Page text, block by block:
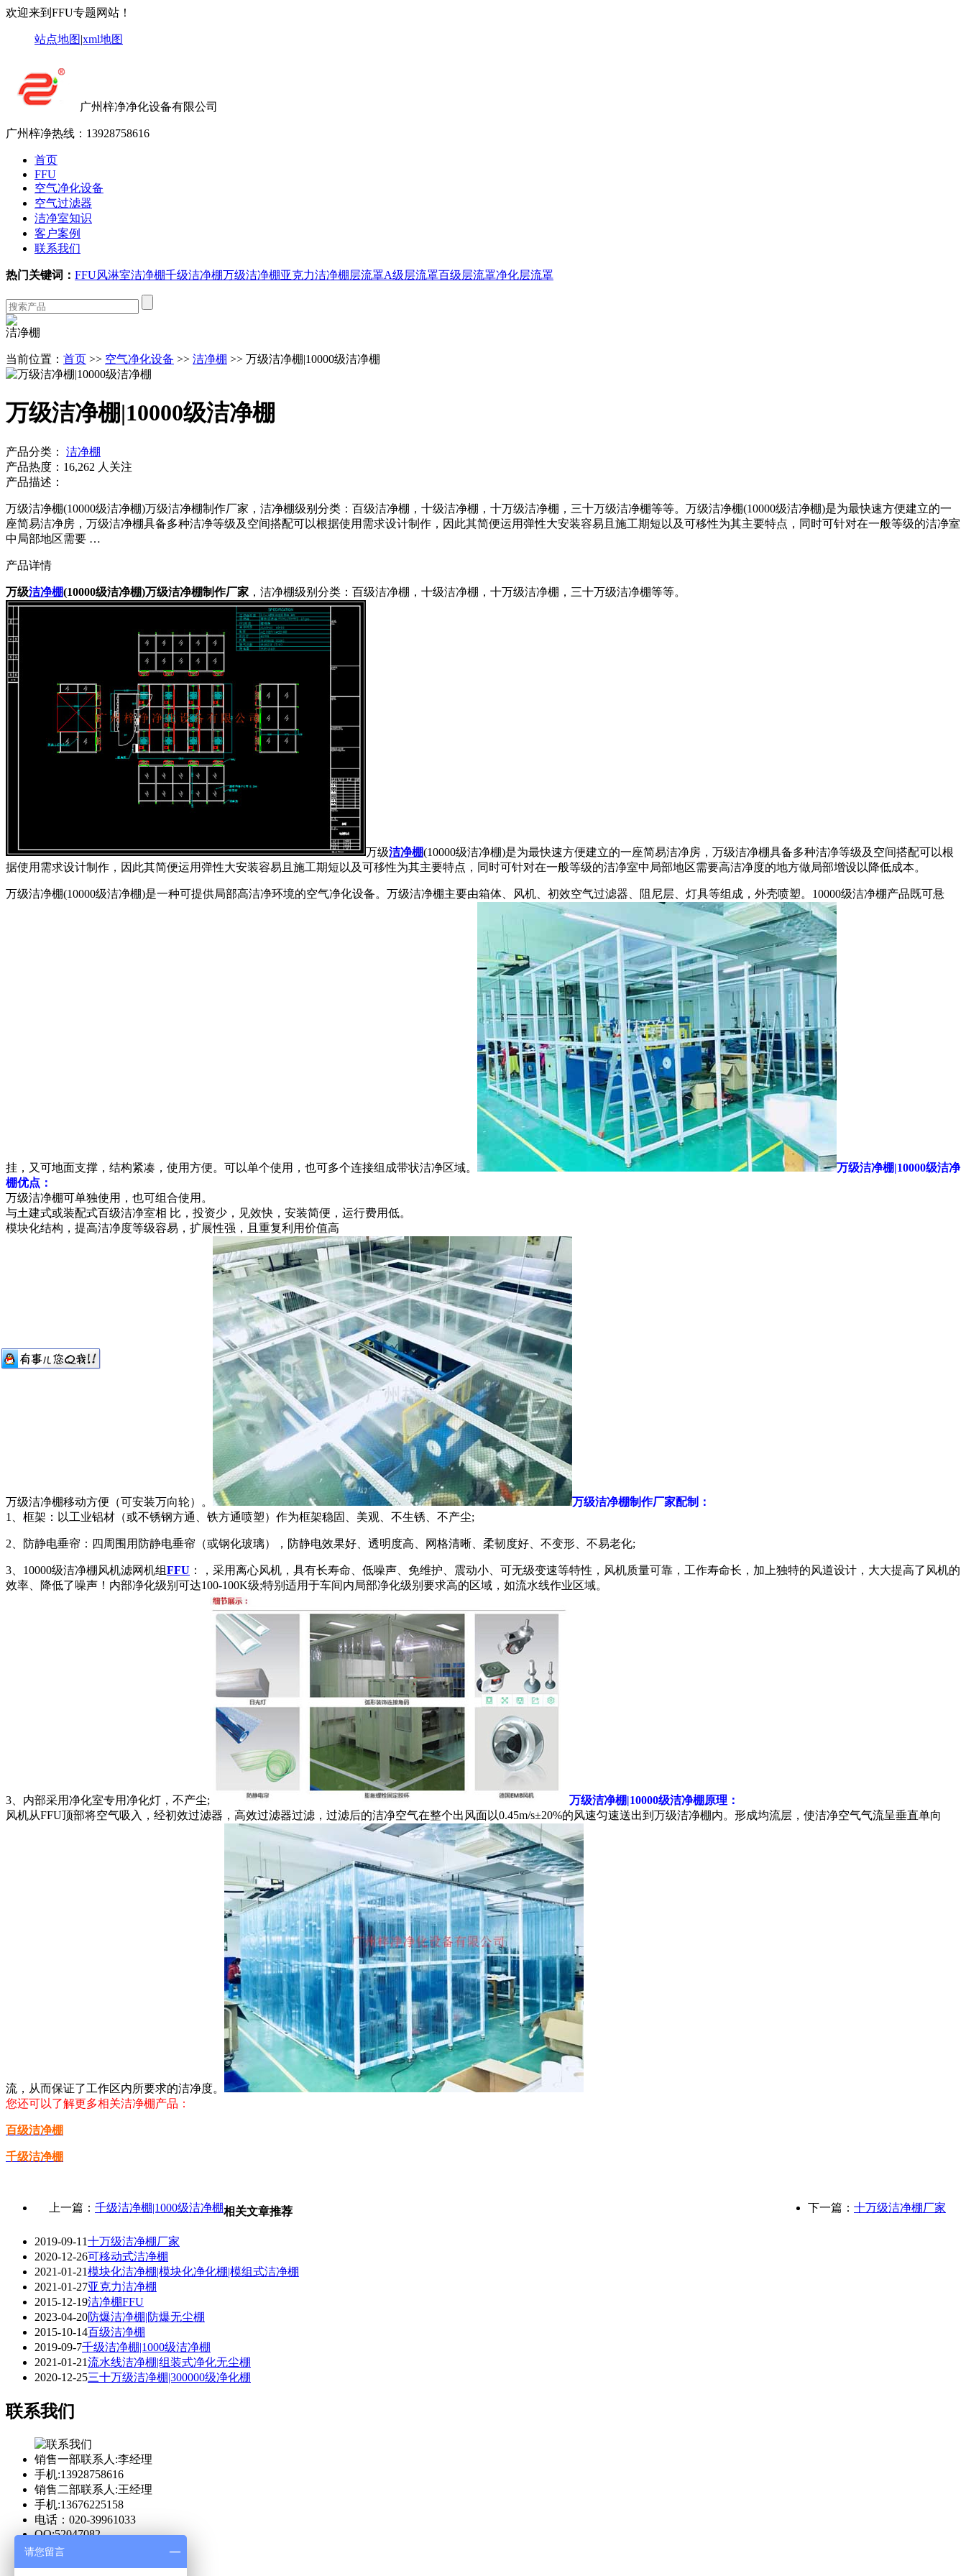
欢迎来到FFU专题网站！
站点地图|xml地图
广州梓净净化设备有限公司
广州梓净热线： 13928758616
首页
FFU
空气净化设备
空气过滤器
洁净室知识
客户案例
联系我们
热门关键词： FFU风淋室洁净棚千级洁净棚万级洁净棚亚克力洁净棚 层流罩A级层流罩百级层流罩净化层流罩
洁净棚
当前位置： 首页 >> 空气净化设备 >> 洁净棚 >> 万级洁净棚|10000级洁净棚
万级洁净棚|10000级洁净棚
产品分类： 洁净棚
产品热度：16,262 人关注
产品描述：
万级洁净棚(10000级洁净棚)万级洁净棚制作厂家，洁净棚级别分类：百级洁净棚，十级洁净棚，十万级洁净棚，三十万级洁净棚等等。万级洁净棚(10000级洁净棚)是为最快速方便建立的一
座简易洁净房，万级洁净棚具备多种洁净等级及空间搭配可以根据使用需求设计制作，因此其简便运用弹性大安装容易且施工期短以及可移性为其主要特点，同时可针对在一般等级的洁净室
中局部地区需要 …
产品详情
万级洁净棚(10000级洁净棚)万级洁净棚制作厂家 ，洁净棚级别分类：百级洁净棚，十级洁净棚，十万级洁净棚，三十万级洁净棚等等。
万级洁净棚(10000级洁净棚)是为最快速方便建立的一座简易洁净房，万级洁净棚具备多种洁净等级及空间搭配可以根
据使用需求设计制作，因此其简便运用弹性大安装容易且施工期短以及可移性为其主要特点，同时可针对在一般等级的洁净室中局部地区需要高洁净度的地方做局部增设以降低成本。
万级洁净棚(10000级洁净棚)是一种可提供局部高洁净环境的空气净化设备。万级洁净棚主要由箱体、风机、初效空气过滤器、阻尼层、灯具等组成，外壳喷塑。10000级洁净棚产品既可悬
挂，又可地面支撑，结构紧凑，使用方便。可以单个使用，也可多个连接组成带状洁净区域。
万级洁净棚|10000级洁净
棚优点：
万级洁净棚可单独使用，也可组合使用。
与土建式或装配式百级洁净室相 比，投资少，见效快，安装简便，运行费用低。
模块化结构，提高洁净度等级容易，扩展性强，且重复利用价值高
万级洁净棚移动方便（可安装万向轮）。
万级洁净棚制作厂家配制：
1、框架：以工业铝材（或不锈钢方通、铁方通喷塑）作为框架稳固、美观、不生锈、不产尘;
2、防静电垂帘：四周围用防静电垂帘（或钢化玻璃），防静电效果好、透明度高、网格清晰、柔韧度好、不变形、不易老化;
3、10000级洁净棚风机滤网机组FFU ：，采用离心风机，具有长寿命、低噪声、免维护、震动小、可无级变速等特性，风机质量可靠，工作寿命长，加上独特的风道设计，大大提高了风机的
效率、降低了噪声！内部净化级别可达100-100K级;特别适用于车间内局部净化级别要求高的区域，如流水线作业区域。
3、内部采用净化室专用净化灯，不产尘;
万级洁净棚|10000级洁净棚原理：
风机从FFU顶部将空气吸入，经初效过滤器，高效过滤器过滤，过滤后的洁净空气在整个出风面以0.45m/s±20%的风速匀速送出到万级洁净棚内。形成均流层，使洁净空气气流呈垂直单向
流，从而保证了工作区内所要求的洁净度。
您还可以了解更多相关洁净棚产品：
百级洁净棚
千级洁净棚
上一篇： 千级洁净棚|1000级洁净棚 下一篇： 十万级洁净棚厂家
相关文章推荐
2019-09-11十万级洁净棚厂家
2020-12-26可移动式洁净棚
2021-01-21模块化洁净棚|模块化净化棚|模组式洁净棚
2021-01-27亚克力洁净棚
2015-12-19洁净棚FFU
2023-04-20防爆洁净棚|防爆无尘棚
2015-10-14百级洁净棚
2019-09-7千级洁净棚|1000级洁净棚
2021-01-21流水线洁净棚|组装式净化无尘棚
2020-12-25三十万级洁净棚|300000级净化棚
联系我们
销售一部联系人:李经理
手机:13928758616
销售二部联系人:王经理
手机:13676225158
电话：020-39961033
QQ:52047082
请您留言